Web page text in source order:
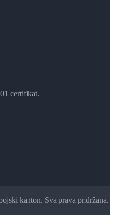
certifikat.
kanton. Sva prava pridržana.